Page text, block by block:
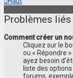
Problèmes
Comment créer un
Cliquez sur le
ou « Répondre
ayez besoin
liste des
forums,